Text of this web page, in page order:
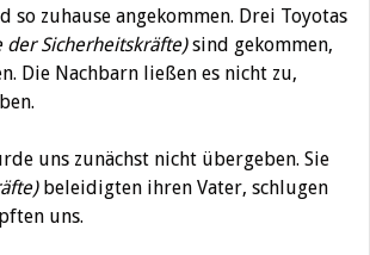
so zuhause angekommen. Drei Toyotas
der Sicherheitskräfte)sind gekommen,
Die Nachbarn ließen es nicht zu,
uns zunächst nicht übergeben. Sie
beleidigten ihren Vater, schlugen
uns.